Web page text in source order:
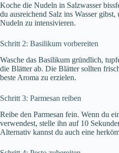
Koche die Nudeln in Salzwasser
du ausreichend Salz ins Wasser
Nudeln zu intensivieren.
Schritt 2: Basilikum vorbereiten
Wasche das Basilikum gründlich,
die Blätter ab. Die Blätter sollten
beste Aroma zu erzielen.
Schritt 3: Parmesan reiben
Reibe den Parmesan fein. Wenn du
verwendest, stelle ihn auf 10
Alternativ kannst du auch eine